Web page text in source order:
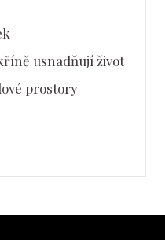
usnadňují život
prostory